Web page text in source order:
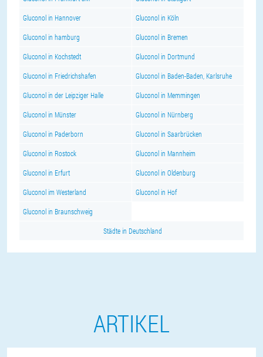
Gluconol in Hannover Gluconol in Köln
Gluconol in hamburg Gluconol in Bremen
Gluconol in Kochstedt Gluconol in Dortmund
Gluconol in Friedrichshafen Gluconol in Baden-Baden, Karlsruhe
Gluconol in der Leipziger Halle Gluconol in Memmingen
Gluconol in Münster Gluconol in Nürnberg
Gluconol in Paderborn Gluconol in Saarbrücken
Gluconol in Rostock Gluconol in Mannheim
Gluconol in Erfurt Gluconol in Oldenburg
Gluconol im Westerland Gluconol in Hof
Gluconol in Braunschweig
Städte in Deutschland
ARTIKEL